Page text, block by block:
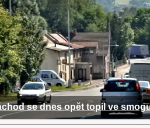
se dnes opět topil ve
- Náchod opět ve smogu. Skoro
jsou silnice nejen na
silnice je opravována, přestože
zablokovali mezinárodní
na Brance zablokovala